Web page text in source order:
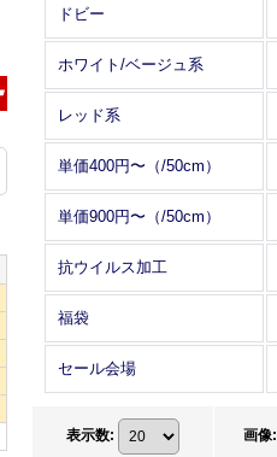
ドビー
ホワイト/ベージュ系
レッド系
単価400円〜（/50cm）
単価900円〜（/50cm）
抗ウイルス加工
福袋
セール会場
表示数: 画像: